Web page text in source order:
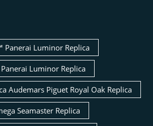
Panerai Luminor Replica
Luminor Replica
Audemars Piguet Royal Oak Replica
Seamaster Replica